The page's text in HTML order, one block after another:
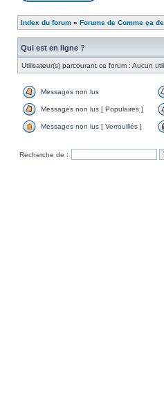
Index du forum » Forums de Comme ça
Qui est en ligne ?
Utilisateur(s) parcourant ce forum : Aucun
Messages non lus
Messages non lus [ Populaires ]
Messages non lus [ Verrouillés ]
Recherche de :